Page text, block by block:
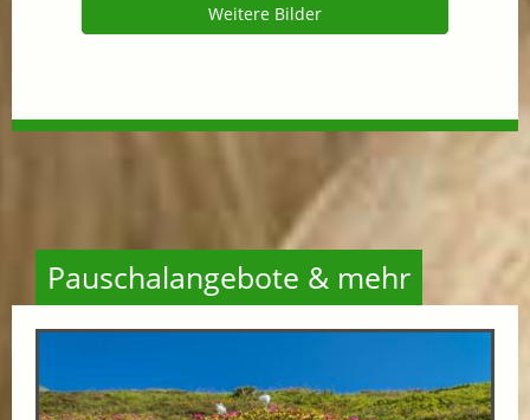
Weitere Bilder
Pauschalangebote & mehr